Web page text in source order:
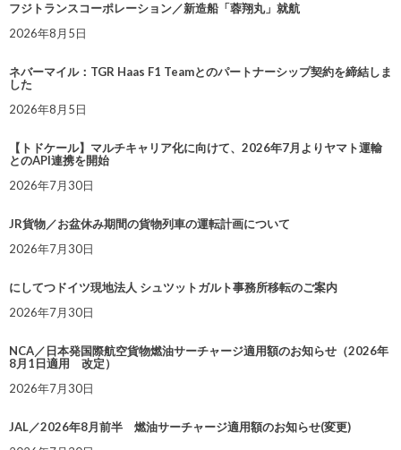
フジトランスコーポレーション／新造船「蓉翔丸」就航
2026年8月5日
ネバーマイル：TGR Haas F1 Teamとのパートナーシップ契約を締結しま
した
2026年8月5日
【トドケール】マルチキャリア化に向けて、2026年7月よりヤマト運輸
とのAPI連携を開始
2026年7月30日
JR貨物／お盆休み期間の貨物列車の運転計画について
2026年7月30日
にしてつドイツ現地法人 シュツットガルト事務所移転のご案内
2026年7月30日
NCA／日本発国際航空貨物燃油サーチャージ適用額のお知らせ（2026年
8月1日適用 改定）
2026年7月30日
JAL／2026年8月前半 燃油サーチャージ適用額のお知らせ(変更)